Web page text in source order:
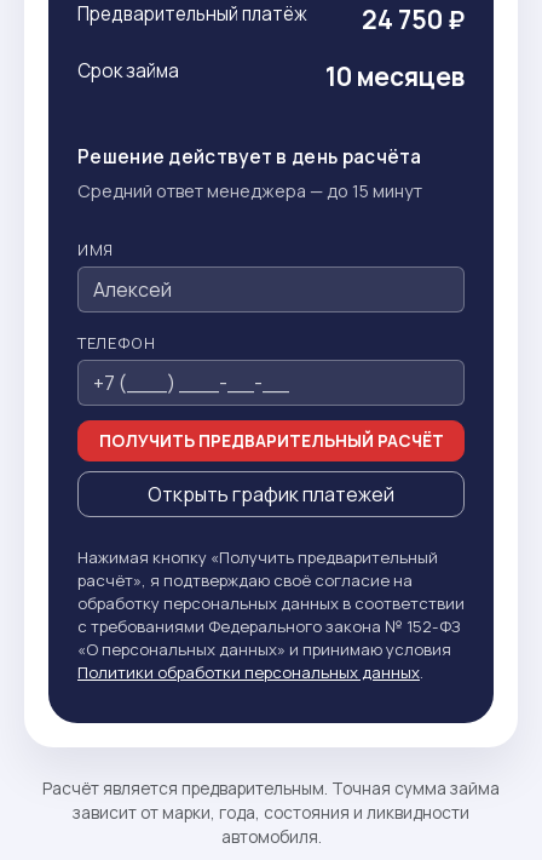
Предварительный платёж 24 750 ₽
Срок займа 10 месяцев
Решение действует в день расчёта
Средний ответ менеджера — до 15 минут
ИМЯ
ТЕЛЕФОН
ПОЛУЧИТЬ ПРЕДВАРИТЕЛЬНЫЙ РАСЧЁТ
Открыть график платежей
Нажимая кнопку «Получить предварительный
расчёт», я подтверждаю своё согласие на
обработку персональных данных в соответствии
с требованиями Федерального закона № 152-ФЗ
«О персональных данных» и принимаю условия
Политики обработки персональных данных.
Расчёт является предварительным. Точная сумма займа
зависит от марки, года, состояния и ликвидности
автомобиля.